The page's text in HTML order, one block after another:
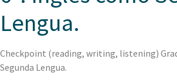
Lengua.
Checkpoint (reading, writing, listening)
Segunda Lengua.